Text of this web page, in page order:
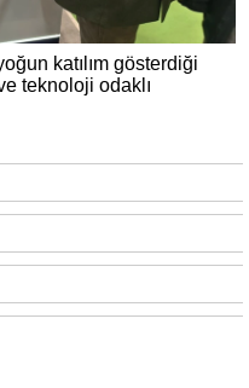
katılım gösterdiği
teknoloji odaklı